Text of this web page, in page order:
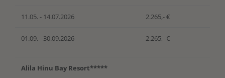
11.05. - 14.07.2026 2.265,- €
01.09. - 30.09.2026 2.265,- €
Alila Hinu Bay Resort*****